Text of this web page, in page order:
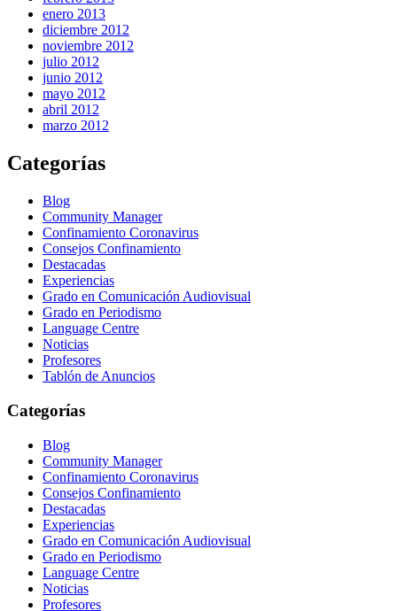
enero 2013
diciembre 2012
noviembre 2012
julio 2012
junio 2012
mayo 2012
abril 2012
marzo 2012
Categorías
Blog
Community Manager
Confinamiento Coronavirus
Consejos Confinamiento
Destacadas
Experiencias
Grado en Comunicación Audiovisual
Grado en Periodismo
Language Centre
Noticias
Profesores
Tablón de Anuncios
Categorías
Blog
Community Manager
Confinamiento Coronavirus
Consejos Confinamiento
Destacadas
Experiencias
Grado en Comunicación Audiovisual
Grado en Periodismo
Language Centre
Noticias
Profesores